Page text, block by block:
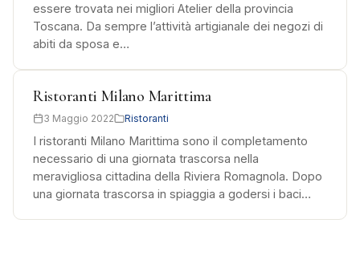
essere trovata nei migliori Atelier della provincia
Toscana. Da sempre l’attività artigianale dei negozi di
abiti da sposa e…
Ristoranti Milano Marittima
3 Maggio 2022 Ristoranti
I ristoranti Milano Marittima sono il completamento
necessario di una giornata trascorsa nella
meravigliosa cittadina della Riviera Romagnola. Dopo
una giornata trascorsa in spiaggia a godersi i baci…